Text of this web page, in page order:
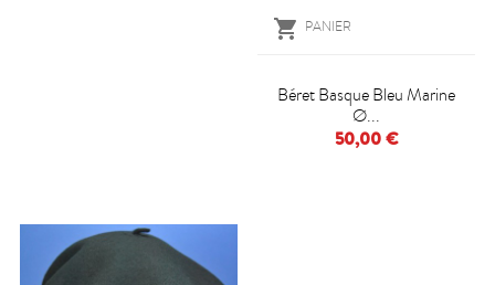
 PANIER
Béret Basque Bleu Marine
Ø...
50,00 €